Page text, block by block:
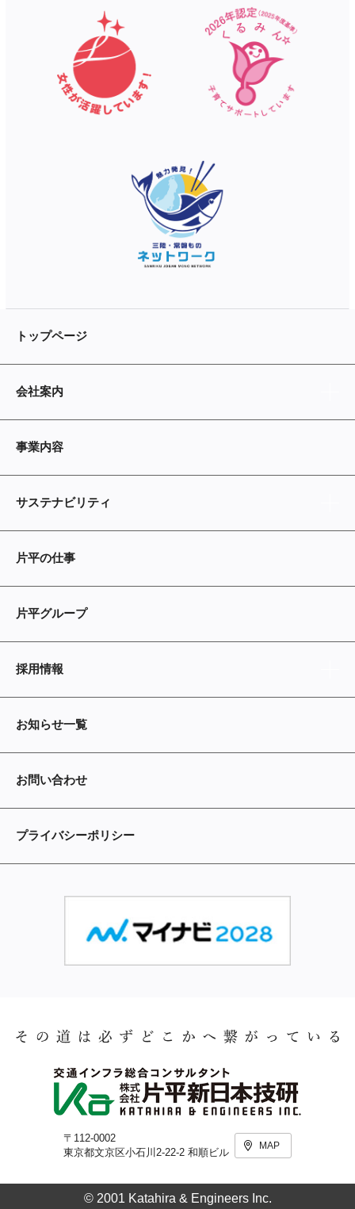
トップページ
会社案内
事業内容
サステナビリティ
片平の仕事
片平グループ
採用情報
お知らせ一覧
お問い合わせ
プライバシーポリシー
〒112-0002
東京都文京区小石川2-22-2 和順ビル
MAP
© 2001 Katahira & Engineers Inc.